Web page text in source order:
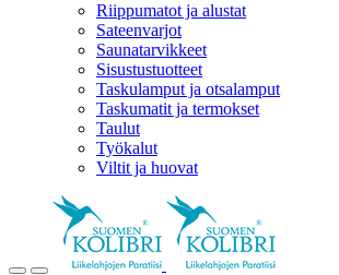
Riippumatot ja alustat
Sateenvarjot
Saunatarvikkeet
Sisustustuotteet
Taskulamput ja otsalamput
Taskumatit ja termokset
Taulut
Työkalut
Viltit ja huovat